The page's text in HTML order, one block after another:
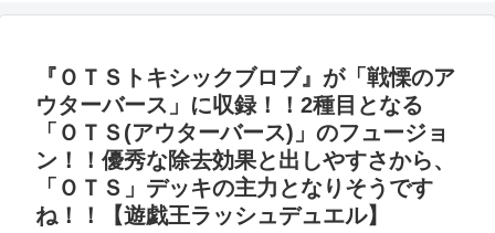
『ＯＴＳトキシックブロブ』が「戦慄のア
ウターバース」に収録！！2種目となる
「ＯＴＳ(アウターバース)」のフュージョ
ン！！優秀な除去効果と出しやすさから、
「ＯＴＳ」デッキの主力となりそうです
ね！！【遊戯王ラッシュデュエル】